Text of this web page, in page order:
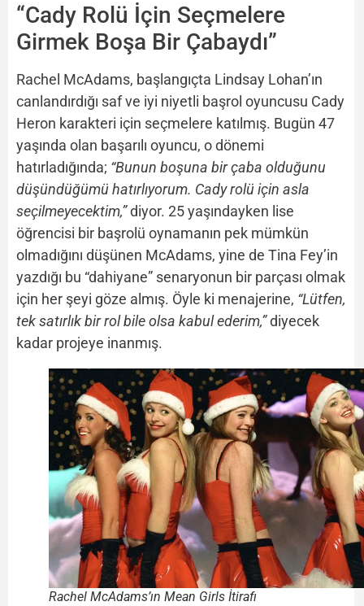
“Cady Rolü İçin Seçmelere
Girmek Boşa Bir Çabaydı”
Rachel McAdams, başlangıçta Lindsay Lohan’ın
canlandırdığı saf ve iyi niyetli başrol oyuncusu Cady
Heron karakteri için seçmelere katılmış. Bugün 47
yaşında olan başarılı oyuncu, o dönemi
hatırladığında; “Bunun boşuna bir çaba olduğunu
düşündüğümü hatırlıyorum. Cady rolü için asla
seçilmeyecektim,”diyor. 25 yaşındayken lise
öğrencisi bir başrolü oynamanın pek mümkün
olmadığını düşünen McAdams, yine de Tina Fey’in
yazdığı bu “dahiyane” senaryonun bir parçası olmak
için her şeyi göze almış. Öyle ki menajerine, “Lütfen,
tek satırlık bir rol bile olsa kabul ederim,”diyecek
kadar projeye inanmış.
Rachel McAdams’ın Mean Girls İtirafı